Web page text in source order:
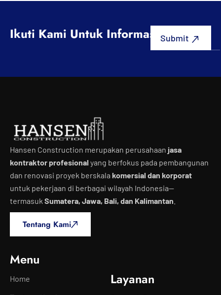
Ikuti Kami Untuk Informasi Terbaru
Hansen Construction merupakan perusahaan jasa
kontraktor profesional yang berfokus pada pembangunan
dan renovasi proyek berskala komersial dan korporat
untuk pekerjaan di berbagai wilayah Indonesia—
termasuk Sumatera, Jawa, Bali, dan Kalimantan
Tentang Kami
Menu
Home
Layanan